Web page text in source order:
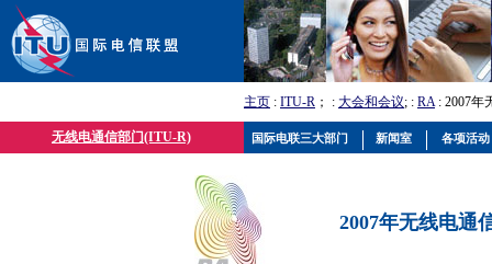
主页 : ITU-R ； : 大会和会议; : RA: 2007年
无线电通信部门(ITU-R)
2007年无线电通
国际电联三大部门 新闻室 各项活动